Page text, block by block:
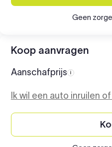
Geen
Koop aanvragen
Aanschafprijs
Ik wil een auto inruilen